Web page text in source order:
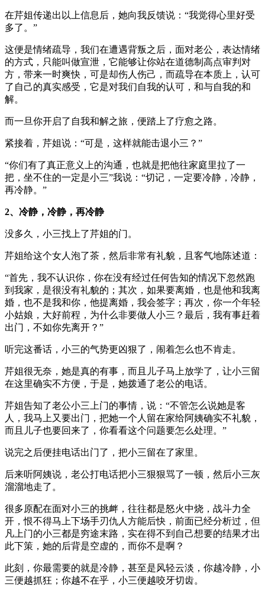
在芹姐传递出以上信息后，她向我反馈说：“我觉得心里好受
多了。”
这便是情绪疏导，我们在遭遇背叛之后，面对老公，表达情绪
的方式，只能叫做宣泄，它能够让你站在道德制高点审判对
方，带来一时爽快，可是却伤人伤己，而疏导在本质上，认可
了自己的真实感受，它是对我们自我的认可，和与自我的和
解。
而一旦你开启了自我和解之旅，便踏上了疗愈之路。
紧接着，芹姐说：“可是，这样就能击退小三？”
“你们有了真正意义上的沟通，也就是把他往家庭里拉了一
把，坐不住的一定是小三”我说：“切记，一定要冷静，冷静，
再冷静。”
2、冷静，冷静，再冷静
没多久，小三找上了芹姐的门。
芹姐给这个女人泡了茶，然后非常有礼貌，且客气地陈述道：
“首先，我不认识你，你在没有经过任何告知的情况下忽然跑
到我家，是很没有礼貌的；其次，如果要离婚，也是他和我离
婚，也不是我和你，他提离婚，我会签字；再次，你一个年轻
小姑娘，大好前程，为什么非要做人小三？最后，我有事赶着
出门，不如你先离开？”
听完这番话，小三的气势更凶狠了，闹着怎么也不肯走。
芹姐很无奈，她是真的有事，而且儿子马上放学了，让小三留
在这里确实不方便，于是，她拨通了老公的电话。
芹姐告知了老公小三上门的事情，说：“不管怎么说她是客
人，我马上又要出门，把她一个人留在家给阿姨确实不礼貌，
而且儿子也要回来了，你看看这个问题要怎么处理。”
说完之后便挂电话出门了，把小三留在了家里。
后来听阿姨说，老公打电话把小三狠狠骂了一顿，然后小三灰
溜溜地走了。
很多原配在面对小三的挑衅，往往都是怒火中烧，战斗力全
开，恨不得马上下场手刃仇人方能后快，前面已经分析过，但
凡上门的小三都是穷途末路，实在得不到自己想要的结果才出
此下策，她的后背是空虚的，而你不是啊？
此刻，你最需要的就是冷静，甚至是风轻云淡，你越冷静，小
三便越抓狂；你越不在乎，小三便越咬牙切齿。